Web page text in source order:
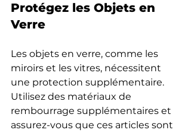
Protégez les Objets en
Verre
Les objets en verre, comme les
miroirs et les vitres, nécessitent
une protection supplémentaire.
Utilisez des matériaux de
rembourrage supplémentaires et
assurez-vous que ces articles sont